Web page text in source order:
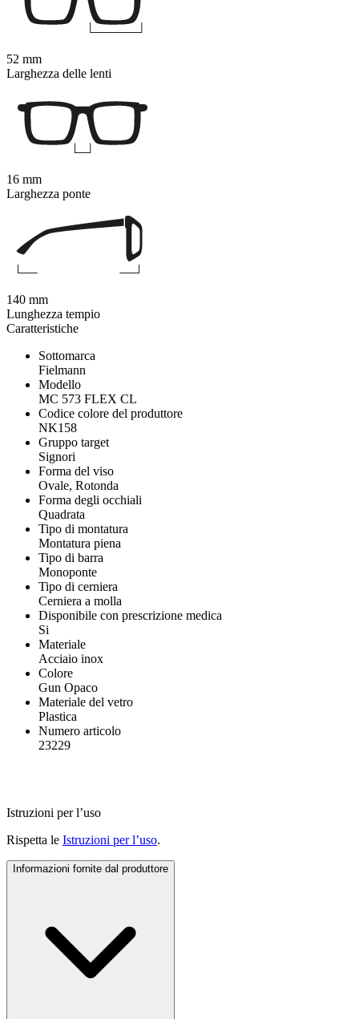
Caratteristiche
Sottomarca
Fielmann
Modello
MC 573 FLEX CL
Codice colore del produttore
NK158
Gruppo target
Signori
Forma del viso
Ovale, Rotonda
Forma degli occhiali
Quadrata
Tipo di montatura
Montatura piena
Tipo di barra
Monoponte
Tipo di cerniera
Cerniera a molla
Disponibile con prescrizione medica
Si
Materiale
Acciaio inox
Colore
Gun Opaco
Materiale del vetro
Plastica
Numero articolo
23229
Istruzioni per l’uso
Rispetta le Istruzioni per l’uso.
Informazioni fornite dal produttore
52 mm
Larghezza delle lenti
16 mm
Larghezza ponte
140 mm
Lunghezza tempio